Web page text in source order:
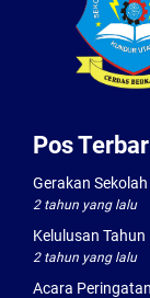
Pos
Gerakan
2 tahun yang lalu
Kelulusan
2 tahun yang lalu
Acara